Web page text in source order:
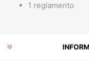
1 reglamento